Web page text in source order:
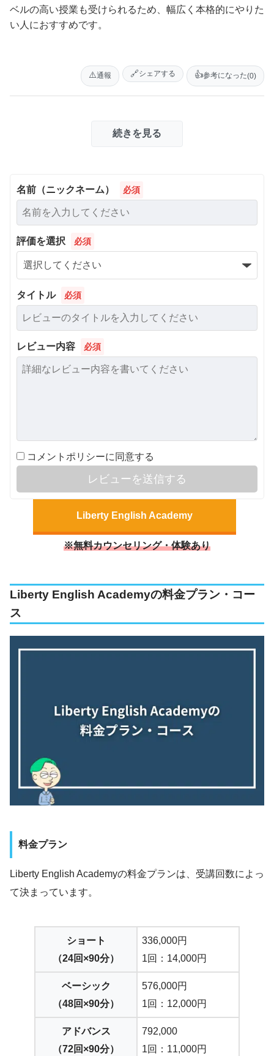
ベルの高い授業も受けられるため、幅広く本格的にやりた
い人におすすめです。
👍参考になった(0)
🔗シェアする
⚠️通報
続きを見る
名前（ニックネーム） 必須
評価を選択 必須
タイトル 必須
レビュー内容 必須
コメントポリシーに同意する
レビューを送信する
Liberty English Academy
※無料カウンセリング・体験あり
Liberty English Academyの料金プラン・コー
ス
料金プラン
Liberty English Academyの料金プランは、受講回数によっ
て決まっています。
ショート
（24回×90分）
336,000円
1回：14,000円
ベーシック
（48回×90分）
576,000円
1回：12,000円
アドバンス
（72回×90分）
792,000
1回：11,000円